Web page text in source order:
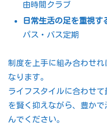
由時間クラブ
日常生活の足を重視す
パス・バス定期
制度を上手に組み合わせ
なります。
ライフスタイルに合わせ
を賢く抑えながら、豊か
んでください。